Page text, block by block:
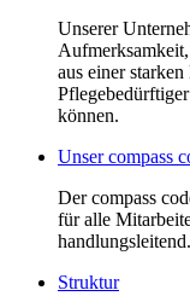
Unserer
aus einer
können.
Unser compass
Der compass
für alle
handlungsleitend.
Struktur